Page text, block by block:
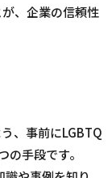
、企業の信頼性
、事前にLGBTQ
手段です。